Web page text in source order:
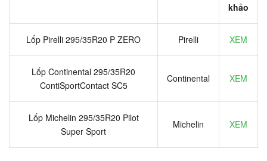
khảo
Lốp Pirelli 295/35R20 P ZERO Pirelli XEM
Lốp Continental 295/35R20
ContiSportContact SC5
Continental XEM
Lốp Michelin 295/35R20 Pilot
Super Sport
Michelin XEM